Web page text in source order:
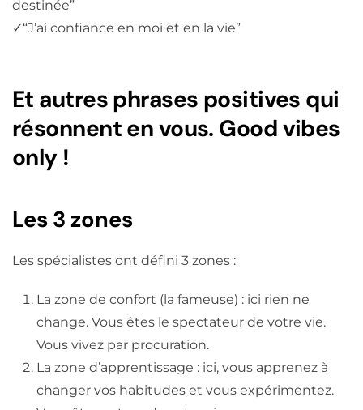
destinée”
✓“J’ai confiance en moi et en la vie”
Et autres phrases positives qui
résonnent en vous. Good vibes
only !
Les 3 zones
Les spécialistes ont défini 3 zones :
La zone de confort (la fameuse) : ici rien ne
change. Vous êtes le spectateur de votre vie.
Vous vivez par procuration.
La zone d’apprentissage : ici, vous apprenez à
changer vos habitudes et vous expérimentez.